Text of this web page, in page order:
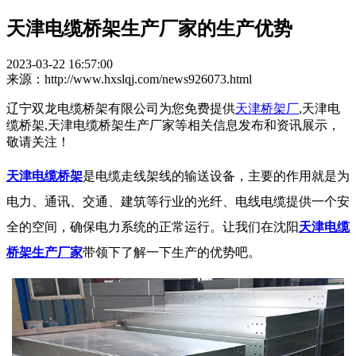
天津电缆桥架生产厂家的生产优势
2023-03-22 16:57:00
来源：http://www.hxslqj.com/news926073.html
辽宁双龙电缆桥架有限公司为您免费提供天津桥架厂,天津电
缆桥架,天津电缆桥架生产厂家等相关信息发布和资讯展示，
敬请关注！
天津电缆桥架是电缆走线架线的输送设备，主要的作用就是为
电力、通讯、交通、建筑等行业的光纤、电线电缆提供一个安
全的空间，确保电力系统的正常运行。让我们在沈阳天津电缆
桥架生产厂家带领下了解一下生产的优势吧。